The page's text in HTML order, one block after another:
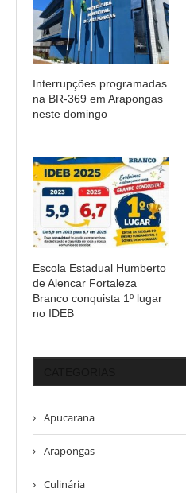
Interrupções programadas
na BR-369 em Arapongas
neste domingo
Escola Estadual Humberto
de Alencar Fortaleza
Branco conquista 1º lugar
no IDEB
Apucarana
Arapongas
Culinária